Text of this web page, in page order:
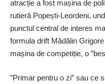
atracție a fost mașina de
rutieră Popești-Leordeni,
punctul central de interes
formula drift Mădălin
mașina de competiție, o
”Primar pentru o zi” sau ce